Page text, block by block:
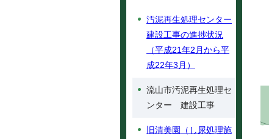
汚泥再生処理センター
建設工事の進捗状況
（平成21年2月から平
成22年3月）
流山市汚泥再生処理セ
ンター 建設工事
旧清美園（し尿処理施